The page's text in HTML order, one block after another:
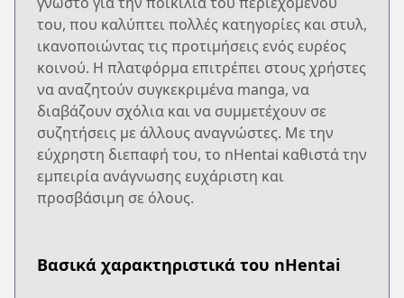
του, που καλύπτει πολλές κατηγορίες και στυλ,
ικανοποιώντας τις προτιμήσεις ενός ευρέος
κοινού. Η πλατφόρμα επιτρέπει στους χρήστες
να αναζητούν συγκεκριμένα manga, να
διαβάζουν σχόλια και να συμμετέχουν σε
συζητήσεις με άλλους αναγνώστες. Με την
εύχρηστη διεπαφή του, το nHentai καθιστά την
εμπειρία ανάγνωσης ευχάριστη και
προσβάσιμη σε όλους.
Βασικά χαρακτηριστικά του nHentai